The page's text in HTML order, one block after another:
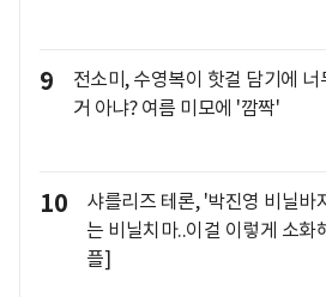
9
전소미, 수영복이 핫걸 담기에 너
거 아냐? 여름 미모에 '깜짝'
10
샤를리즈 테론, '박진영 비닐바
는 비닐치마..이걸 이렇게 소화
플]